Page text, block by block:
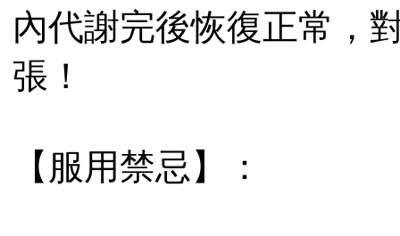
內代謝完後恢復正常，
張！
【服用禁忌】：